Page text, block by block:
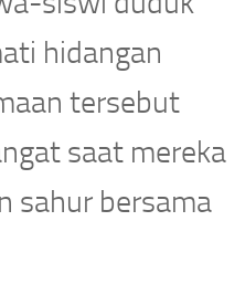
hidangan
tersebut
saat mereka
sahur bersama